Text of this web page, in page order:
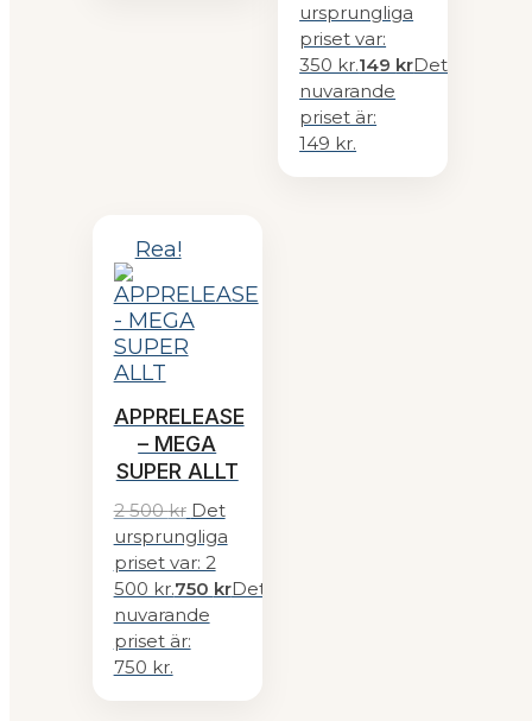
ursprungliga
priset var:
350 kr.149 krDet
nuvarande
priset är:
149 kr.
Rea!
APPRELEASE
– MEGA
SUPER ALLT
2 500kr Det
ursprungliga
priset var: 2
500 kr.750 krDet
nuvarande
priset är:
750 kr.